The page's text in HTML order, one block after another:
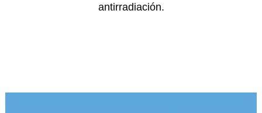
antirradiación.